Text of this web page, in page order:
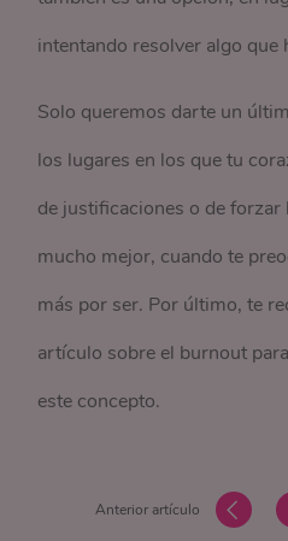
intentando resolver algo que
Solo queremos darte un
los lugares en los que tu
de justificaciones o de
mucho mejor, cuando te
más por ser. Por último, te
artículo sobre el burnout
este concepto.
Anterior artículo